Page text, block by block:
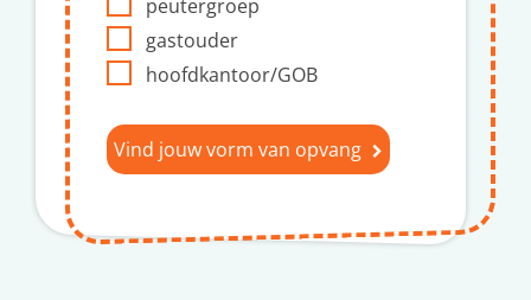
peutergroep
gastouder
hoofdkantoor/GOB
Vind jouw vorm van opvang